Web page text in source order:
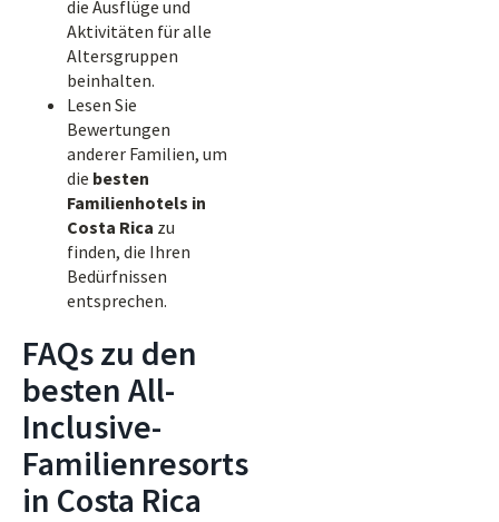
die Ausflüge und
Aktivitäten für alle
Altersgruppen
beinhalten.
Lesen Sie
Bewertungen
anderer Familien, um
die besten
Familienhotels in
Costa Rica zu
finden, die Ihren
Bedürfnissen
entsprechen.
FAQs zu den
besten All-
Inclusive-
Familienresorts
in Costa Rica